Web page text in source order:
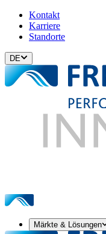
Kontakt
Karriere
Standorte
DE
Märkte & Lösungen